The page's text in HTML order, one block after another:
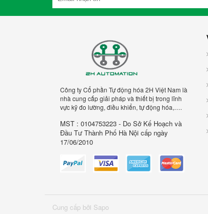
Công ty Cổ phần Tự động hóa 2H Việt Nam là
nhà cung cấp giải pháp và thiết bị trong lĩnh
vực kỹ đo lường, điều khiển, tự động hóa,….
MST : 0104753223 - Do Sở Kế Hoạch và
Đầu Tư Thành Phố Hà Nội cấp ngày
17/06/2010
Cung cấp bởi Sapo